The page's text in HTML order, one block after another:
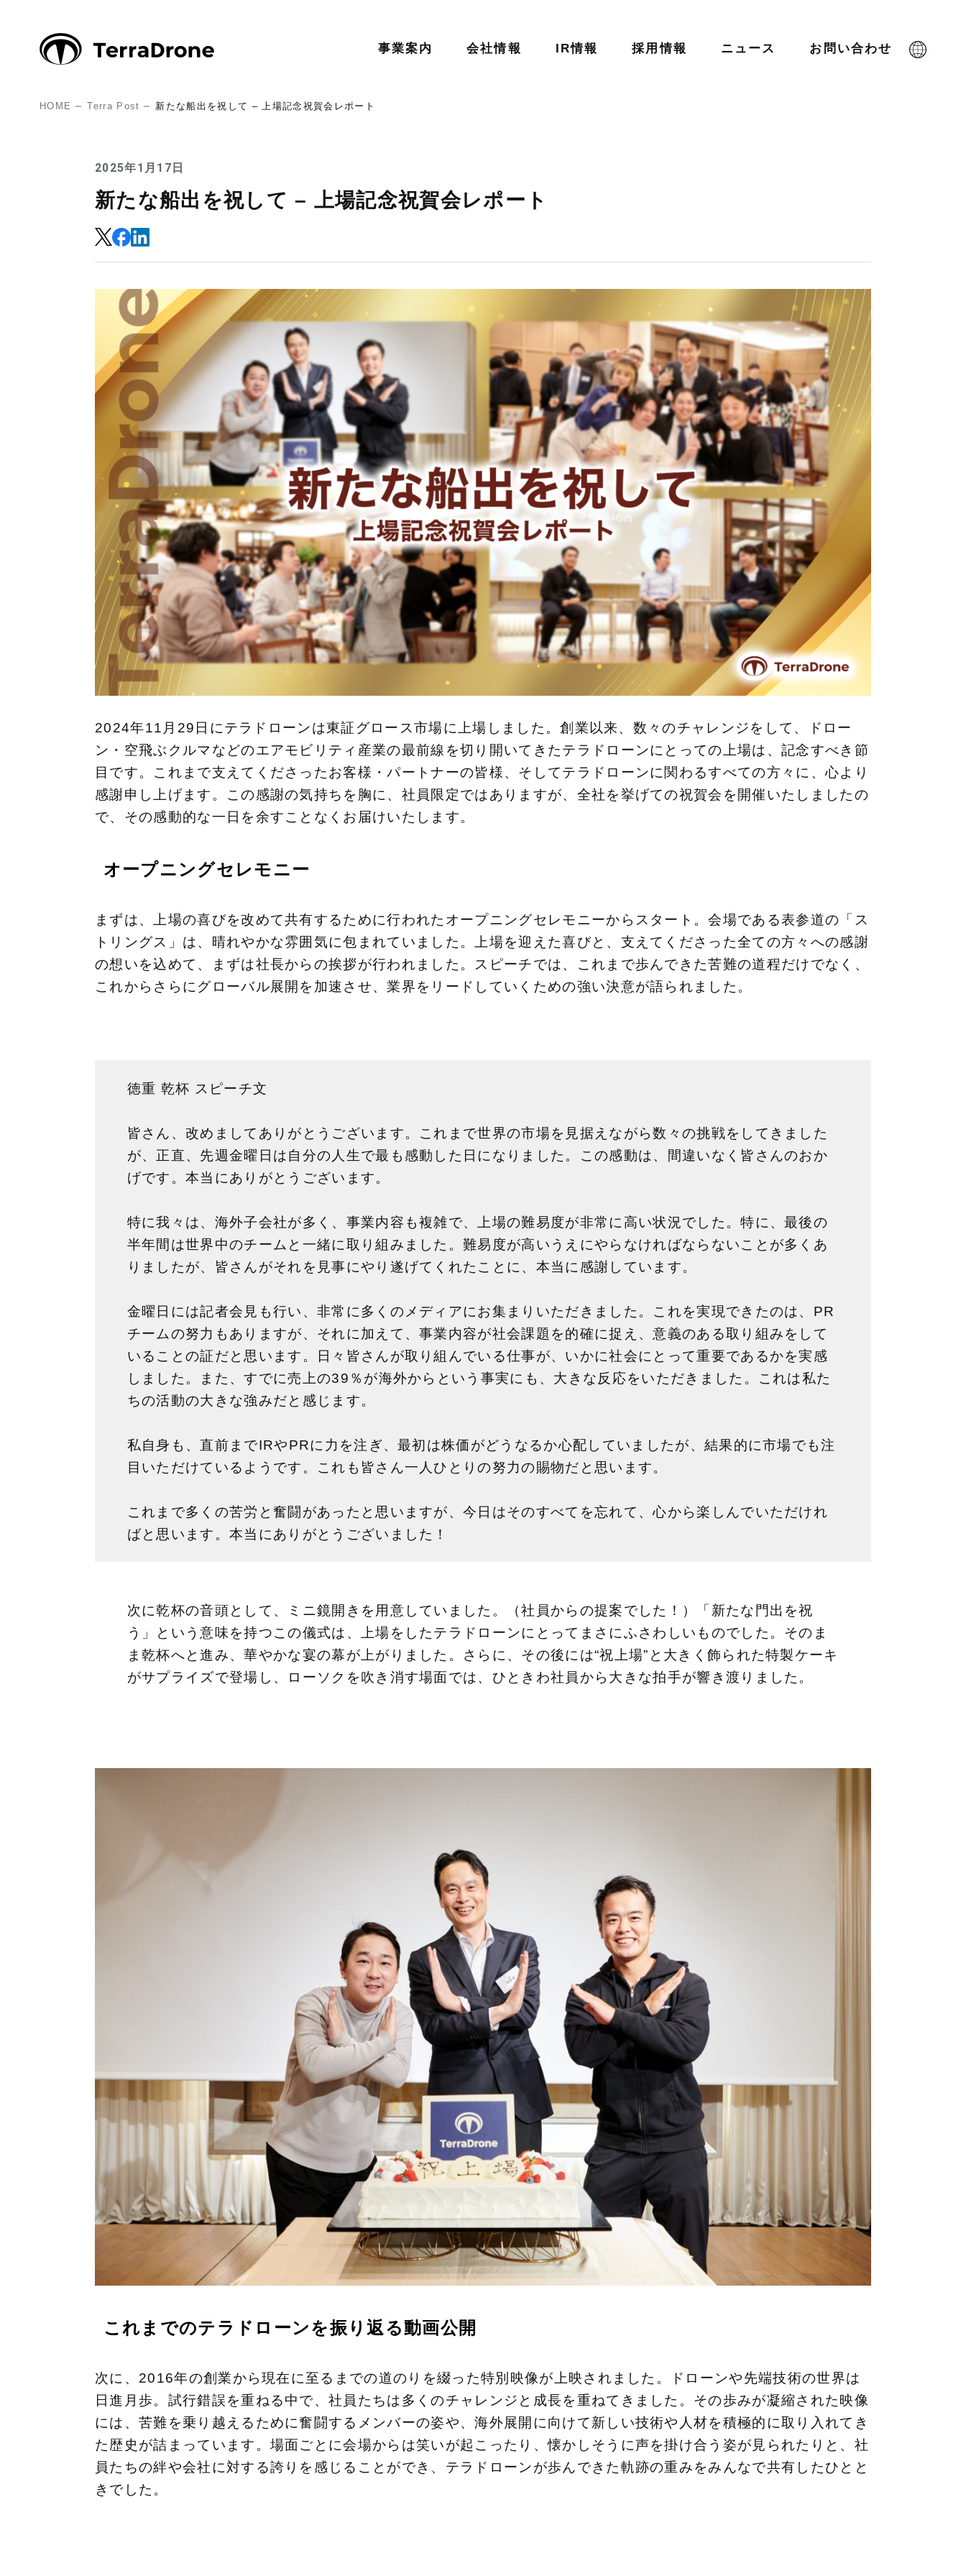
事業案内 会社情報 IR情報 採用情報 ニュース お問い合わせ
HOME Terra Post 新たな船出を祝して – 上場記念祝賀会レポート
2025年1月17日
新たな船出を祝して – 上場記念祝賀会レポート
2024年11月29日にテラドローンは東証グロース市場に上場しました。創業以来、数々のチャレンジをして、ドロー
ン・空飛ぶクルマなどのエアモビリティ産業の最前線を切り開いてきたテラドローンにとっての上場は、記念すべき節
目です。これまで支えてくださったお客様・パートナーの皆様、そしてテラドローンに関わるすべての方々に、心より
感謝申し上げます。この感謝の気持ちを胸に、社員限定ではありますが、全社を挙げての祝賀会を開催いたしましたの
で、その感動的な一日を余すことなくお届けいたします。
オープニングセレモニー
まずは、上場の喜びを改めて共有するために行われたオープニングセレモニーからスタート。会場である表参道の「ス
トリングス」は、晴れやかな雰囲気に包まれていました。上場を迎えた喜びと、支えてくださった全ての方々への感謝
の想いを込めて、まずは社長からの挨拶が行われました。スピーチでは、これまで歩んできた苦難の道程だけでなく、
これからさらにグローバル展開を加速させ、業界をリードしていくための強い決意が語られました。
徳重 乾杯 スピーチ文
皆さん、改めましてありがとうございます。これまで世界の市場を見据えながら数々の挑戦をしてきました
が、正直、先週金曜日は自分の人生で最も感動した日になりました。この感動は、間違いなく皆さんのおか
げです。本当にありがとうございます。
特に我々は、海外子会社が多く、事業内容も複雑で、上場の難易度が非常に高い状況でした。特に、最後の
半年間は世界中のチームと一緒に取り組みました。難易度が高いうえにやらなければならないことが多くあ
りましたが、皆さんがそれを見事にやり遂げてくれたことに、本当に感謝しています。
金曜日には記者会見も行い、非常に多くのメディアにお集まりいただきました。これを実現できたのは、PR
チームの努力もありますが、それに加えて、事業内容が社会課題を的確に捉え、意義のある取り組みをして
いることの証だと思います。日々皆さんが取り組んでいる仕事が、いかに社会にとって重要であるかを実感
しました。また、すでに売上の39％が海外からという事実にも、大きな反応をいただきました。これは私た
ちの活動の大きな強みだと感じます。
私自身も、直前までIRやPRに力を注ぎ、最初は株価がどうなるか心配していましたが、結果的に市場でも注
目いただけているようです。これも皆さん一人ひとりの努力の賜物だと思います。
これまで多くの苦労と奮闘があったと思いますが、今日はそのすべてを忘れて、心から楽しんでいただけれ
ばと思います。本当にありがとうございました！
次に乾杯の音頭として、ミニ鏡開きを用意していました。（社員からの提案でした！）「新たな門出を祝
う」という意味を持つこの儀式は、上場をしたテラドローンにとってまさにふさわしいものでした。そのま
ま乾杯へと進み、華やかな宴の幕が上がりました。さらに、その後には“祝上場”と大きく飾られた特製ケーキ
がサプライズで登場し、ローソクを吹き消す場面では、ひときわ社員から大きな拍手が響き渡りました。
これまでのテラドローンを振り返る動画公開
次に、2016年の創業から現在に至るまでの道のりを綴った特別映像が上映されました。ドローンや先端技術の世界は
日進月歩。試行錯誤を重ねる中で、社員たちは多くのチャレンジと成長を重ねてきました。その歩みが凝縮された映像
には、苦難を乗り越えるために奮闘するメンバーの姿や、海外展開に向けて新しい技術や人材を積極的に取り入れてき
た歴史が詰まっています。場面ごとに会場からは笑いが起こったり、懐かしそうに声を掛け合う姿が見られたりと、社
員たちの絆や会社に対する誇りを感じることができ、テラドローンが歩んできた軌跡の重みをみんなで共有したひとと
きでした。